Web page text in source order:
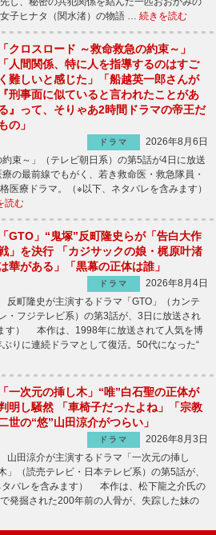
子ヒナタ（関水渚）の物語 … 続きを読む
「クロスロード ～救命救急の約束～」
「人間関係、特に人を指導するのはすご
く難しいと感じた」「船越英一郎さんが
『刑事面に似ていると言われたことがあ
』って、そりゃあ2時間ドラマの帝王だ
もの」
ドラマ
2026年8月6日
束～」（テレビ朝日系）の第5話が4日に放送
の最前線でもがく、若き救命医・救急隊員・
医療ドラマ。（※以下、ネタバレを含みます）
読む
「GTO」“鬼塚”反町隆史らが「告白大作
」を決行 「カジサックの娘・梶原叶渚
華がある」「黒幕の正体は誰」
ドラマ
2026年8月4日
反町隆史が主演するドラマ「GTO」（カンテ
・フジテレビ系）の第3話が、3日に放送され
す） 本作は、1998年に放送されて人気を博
りに連続ドラマとして復活。50代になった“
「一次元の挿し木」“唯”白石聖の正体が
明し騒然 「車椅子だったよね」「宗教
世の“悠”山田涼介がつらい」
ドラマ
2026年8月3日
山田涼介が主演するドラマ「一次元の挿し
」（読売テレビ・日本テレビ系）の第5話が、
タバレを含みます） 本作は、松下龍之介氏の
発掘された200年前の人骨が、失踪した妹の